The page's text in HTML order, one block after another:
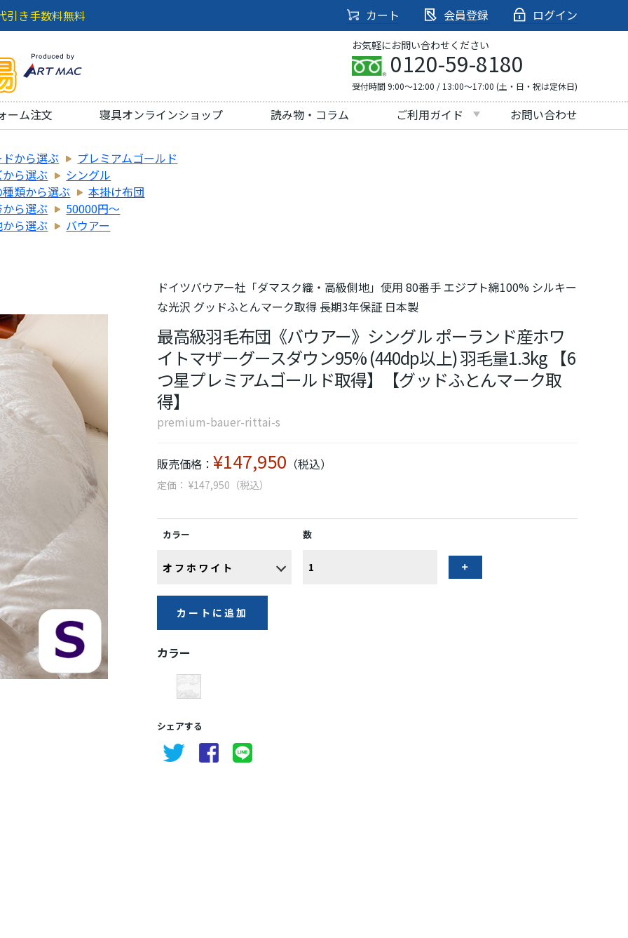
引き手数料無料 カート 会員登録 ログイン
お気軽にお問い合わせください
0120-59-8180
受付時間 9:00～12:00 / 13:00～17:00 (土・日・祝は定休日)
ーム注文 寝具オンラインショップ 読み物・コラム ご利用ガイド お問い合わせ
から選ぶ
プレミアムゴールド
ら選ぶ
シングル
類から選ぶ
本掛け布団
ら選ぶ
50000円～
ら選ぶ
バウアー
ドイツバウアー社「ダマスク織・高級側地」使用 80番手 エジプト綿100% シルキー
な光沢 グッドふとんマーク取得 長期3年保証 日本製
最高級羽毛布団《バウアー》シングル ポーランド産ホワ
イトマザーグースダウン95% (440dp以上) 羽毛量1.3kg 【6
つ星プレミアムゴールド取得】【グッドふとんマーク取
得】
premium-bauer-rittai-s
販売価格： ¥147,950 （税込）
定価： ¥147,950（税込）
カラー 数
カートに追加
カラー
シェアする